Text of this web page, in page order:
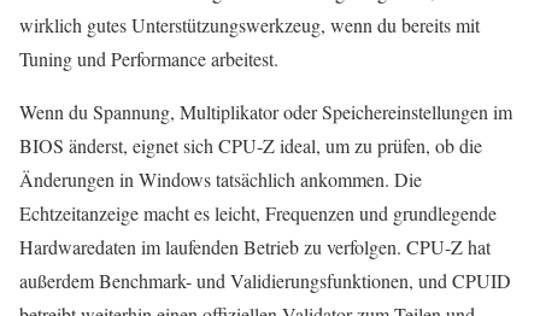
wirklich gutes Unterstützungswerkzeug, wenn du bereits mit
Tuning und Performance arbeitest.
Wenn du Spannung, Multiplikator oder Speichereinstellungen im
BIOS änderst, eignet sich CPU-Z ideal, um zu prüfen, ob die
Änderungen in Windows tatsächlich ankommen. Die
Echtzeitanzeige macht es leicht, Frequenzen und grundlegende
Hardwaredaten im laufenden Betrieb zu verfolgen. CPU-Z hat
außerdem Benchmark- und Validierungsfunktionen, und CPUID